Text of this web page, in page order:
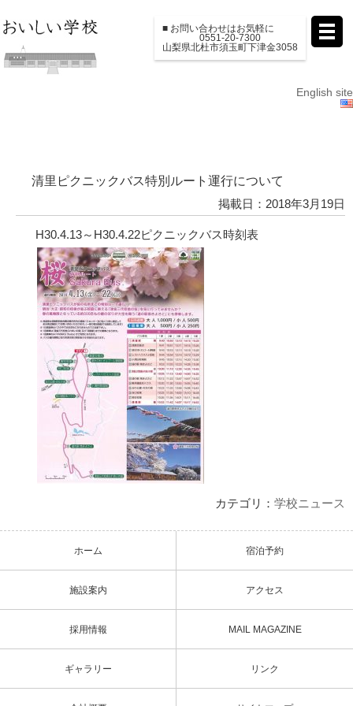
■ お問い合わせはお気軽に
0551-20-7300
山梨県北杜市須玉町下津金3058
English site
清里ピクニックバス特別ルート運行について
掲載日：2018年3月19日
H30.4.13～H30.4.22ピクニックバス時刻表
カテゴリ： 学校ニュース
ホーム 宿泊予約
施設案内 アクセス
採用情報 MAIL MAGAZINE
ギャラリー リンク